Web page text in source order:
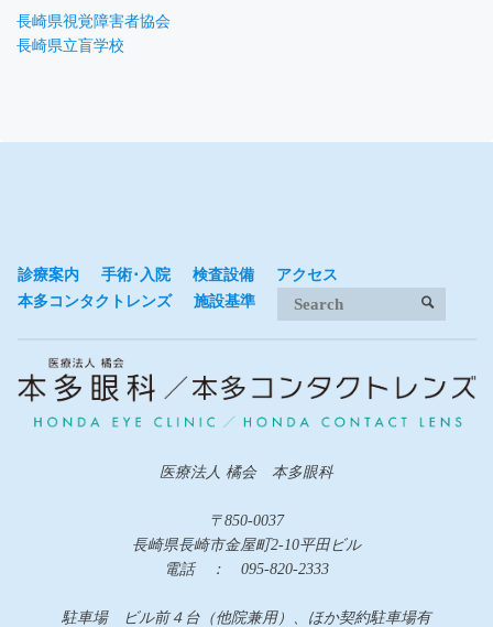
長崎県視覚障害者協会
長崎県立盲学校
診療案内 手術･入院 検査設備
アクセス
本多コンタクトレンズ
施設基準 SEARCH
医療法人 橘会 本多眼科
〒850-0037
長崎県長崎市金屋町2-10平田ビル
電話 ： 095-820-2333
駐車場 ビル前４台（他院兼用）、ほか契約駐車場有